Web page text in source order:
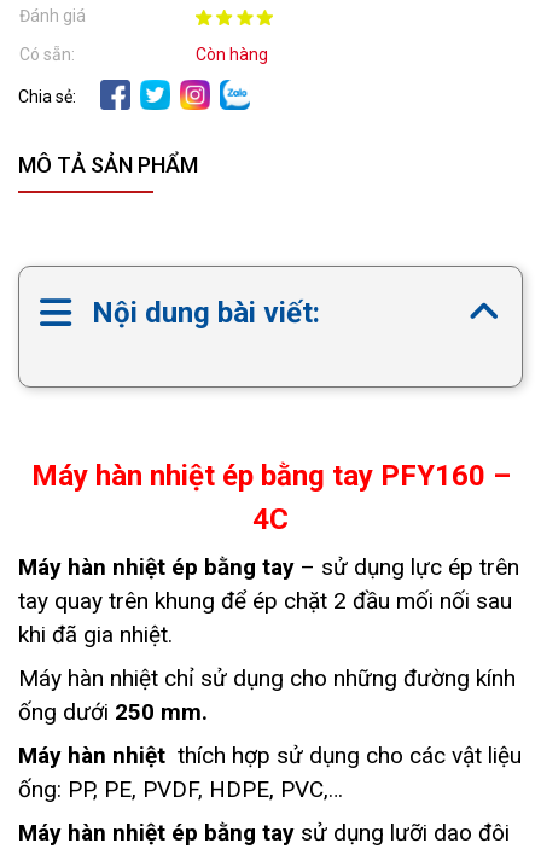
Đánh giá
Có sẵn:
Còn hàng
Chia sẻ:
MÔ TẢ SẢN PHẨM
Nội dung bài viết:
Máy hàn nhiệt ép bằng tay PFY160 –
4C
Máy hàn nhiệt ép bằng tay – sử dụng lực ép trên
tay quay trên khung để ép chặt 2 đầu mối nối sau
khi đã gia nhiệt.
Máy hàn nhiệt chỉ sử dụng cho những đường kính
ống dưới 250 mm.
Máy hàn nhiệt thích hợp sử dụng cho các vật liệu
ống: PP, PE, PVDF, HDPE, PVC,…
Máy hàn nhiệt ép bằng tay sử dụng lưỡi dao đôi